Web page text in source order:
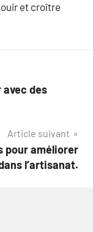
et croître
des
Article suivant
pour améliorer
l’artisanat.